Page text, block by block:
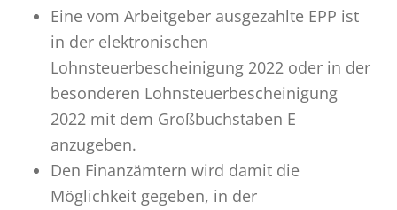
Eine vom Arbeitgeber ausgezahlte EPP ist
in der elektronischen
Lohnsteuerbescheinigung 2022 oder in der
besonderen Lohnsteuerbescheinigung
2022 mit dem Großbuchstaben E
anzugeben.
Den Finanzämtern wird damit die
Möglichkeit gegeben, in der